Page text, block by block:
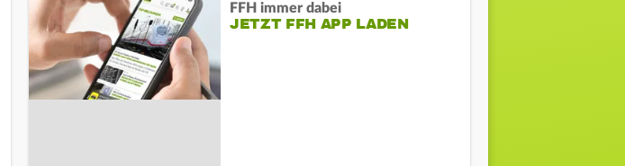
FFH immer dabei
JETZT FFH APP LADEN